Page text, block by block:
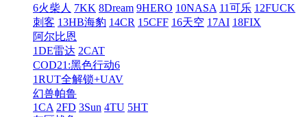
6火柴人 7KK 8Dream 9HERO 10NASA 11可乐 12FUCK
刺客 13HB海豹 14CR 15CFF 16天空 17AI 18FIX
阿尔比恩
1DE雷达 2CAT
COD21:黑色行动6
1RUT全解锁+UAV
幻兽帕鲁
1CA 2FD 3Sun 4TU 5HT